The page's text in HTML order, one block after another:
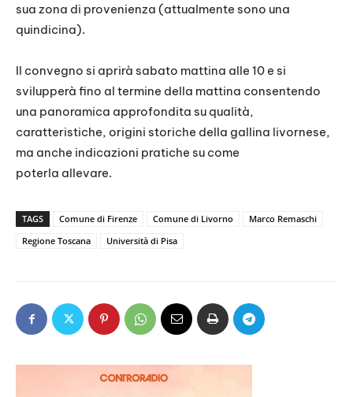
sua zona di provenienza (attualmente sono una
quindicina).
Il convegno si aprirà sabato mattina alle 10 e si
svilupperà fino al termine della mattina consentendo
una panoramica approfondita su qualità,
caratteristiche, origini storiche della gallina livornese,
ma anche indicazioni pratiche su come
poterla allevare.
TAGS Comune di Firenze Comune di Livorno
Marco Remaschi
Regione Toscana
Università di Pisa